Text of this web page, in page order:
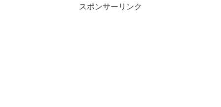
スポンサーリンク